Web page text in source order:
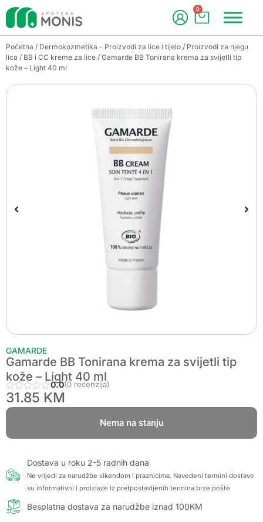
0
Početna / Dermokozmetika - Proizvodi za lice i tijelo / Proizvodi za njegu
lica / BB i CC kreme za lice / Gamarde BB Tonirana krema za svijetli tip
kože – Light 40 ml
GAMARDE
Gamarde BB Tonirana krema za svijetli tip
kože – Light 40 ml
0.0(0 recenzija)
31.85 KM
Nema na stanju
Dostava u roku 2-5 radnih dana
Ne vrijedi za narudžbe vikendom i praznicima. Navedeni termini dostave
su informativni i proizlaze iz pretpostavljenih termina brze pošte
Besplatna dostava za narudžbe iznad 100KM